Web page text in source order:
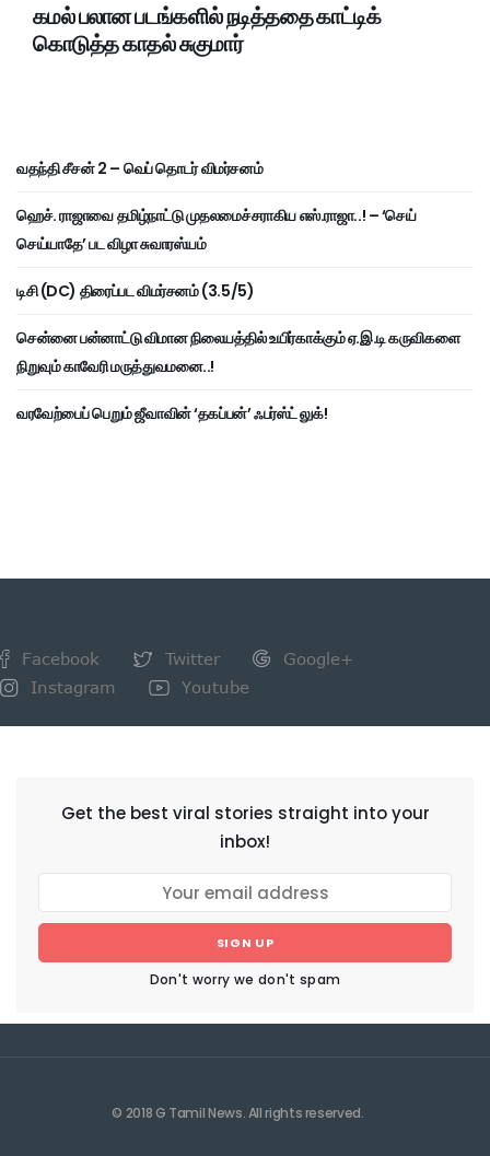
கமல் பலான படங்களில் நடித்ததை காட்டிக்
கொடுத்த காதல் சுகுமார்
வதந்தி சீசன் 2 – வெப் தொடர் விமர்சனம்
ஹெச். ராஜாவை தமிழ்நாட்டு முதலமைச்சராகிய எஸ்.ராஜா..! – ‘செய்
செய்யாதே’ பட விழா சுவாரஸ்யம்
டிசி (DC) திரைப்பட விமர்சனம் (3.5/5)
சென்னை பன்னாட்டு விமான நிலையத்தில் உயிர்காக்கும் ஏ.இ.டி கருவிகளை
நிறுவும் காவேரி மருத்துவமனை..!
வரவேற்பைப் பெறும் ஜீவாவின் ‘தகப்பன்’ ஃபர்ஸ்ட் லுக்!
Facebook Twitter
Google+
Instagram
Youtube
Get the best viral stories straight into your
inbox!
SIGN UP
Don't worry we don't spam
© 2018 G Tamil News. All rights reserved.